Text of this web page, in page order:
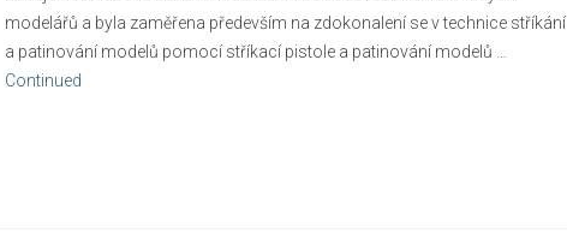
modelářů a byla zaměřena především na zdokonalení se v technice stříkání
a patinování modelů pomocí stříkací pistole a patinování modelů …
Continued